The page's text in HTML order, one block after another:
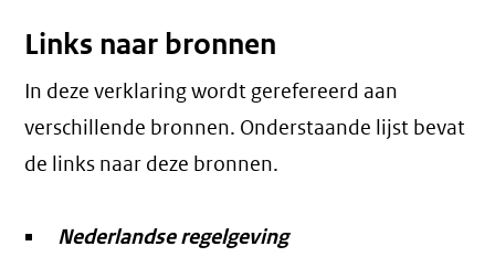
Links naar bronnen
In deze verklaring wordt gerefereerd aan
verschillende bronnen. Onderstaande lijst bevat
de links naar deze bronnen.
Nederlandse regelgeving